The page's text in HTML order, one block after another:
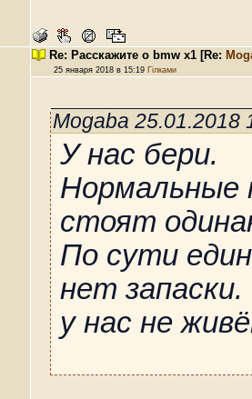
Re: Расскажите о bmw x1 [Re:
25 января 2018 в 15:19 Гілками
Mogaba
У нас бери.
стоят
По сути
нет
у нас не